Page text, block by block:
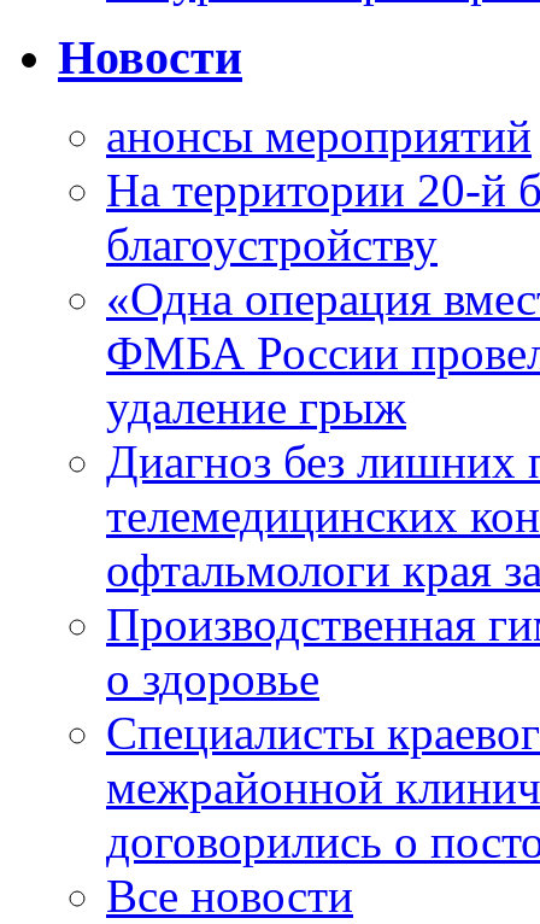
Новости
анонсы мероприятий
На территории 20-й
благоустройству
«Одна операция
ФМБА России
удаление грыж
Диагноз без лишних
телемедицинских
офтальмологи края
Производственная
о здоровье
Специалисты
межрайонной
договорились о
Все новости